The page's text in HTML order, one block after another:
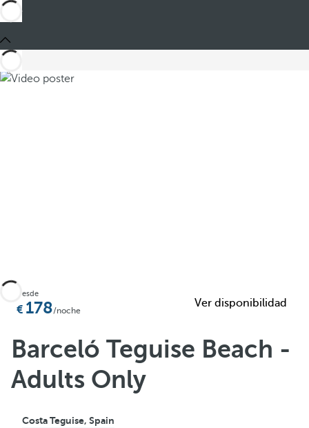
Compartir
Añadir a favoritos
Ver más fotos y videos
Desde
178/noche
Ver disponibilidad
Barceló Teguise Beach -
Adults Only
Costa Teguise, Spain